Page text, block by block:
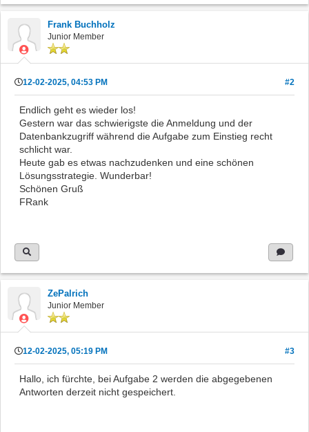
Frank Buchholz
Junior Member
12-02-2025, 04:53 PM #2
Endlich geht es wieder los!
Gestern war das schwierigste die Anmeldung und der
Datenbankzugriff während die Aufgabe zum Einstieg recht
schlicht war.
Heute gab es etwas nachzudenken und eine schönen
Lösungsstrategie. Wunderbar!
Schönen Gruß
FRank
ZePalrich
Junior Member
12-02-2025, 05:19 PM #3
Hallo, ich fürchte, bei Aufgabe 2 werden die abgegebenen
Antworten derzeit nicht gespeichert.